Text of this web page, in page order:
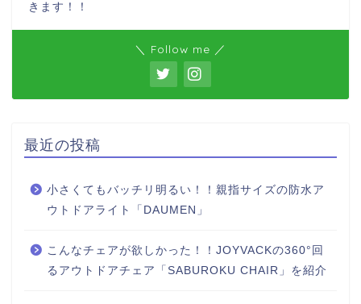
きます！！
＼ Follow me ／
最近の投稿
小さくてもバッチリ明るい！！親指サイズの防水ア
ウトドアライト「DAUMEN」
こんなチェアが欲しかった！！JOYVACKの360°回
るアウトドアチェア「SABUROKU CHAIR」を紹介